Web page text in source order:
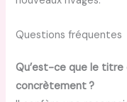
Questions fréquentes
Qu’est-ce que le
concrètement ?